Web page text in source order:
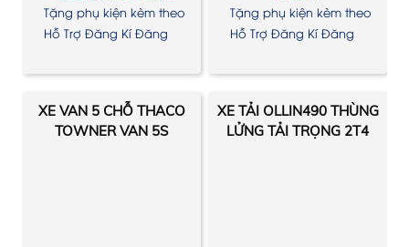
Tặng phụ kiện kèm theo
xe
Hỗ Trợ Đăng Kí Đăng
Tặng phụ kiện kèm theo
xe
Hỗ Trợ Đăng Kí Đăng
XE VAN 5 CHỖ THACO
TOWNER VAN 5S
XE TẢI OLLIN490 THÙNG
LỬNG TẢI TRỌNG 2T4